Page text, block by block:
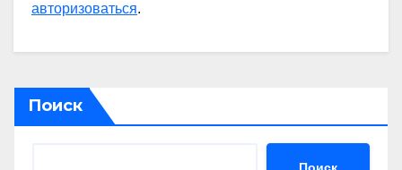
авторизоваться.
Поиск